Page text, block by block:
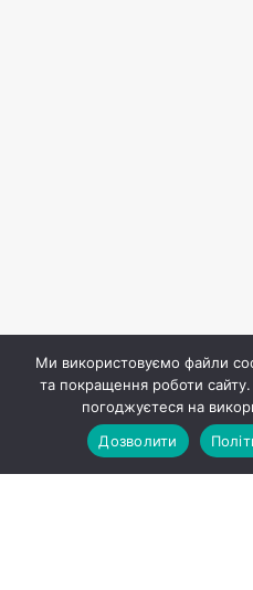
Ми використовуємо файли
та покращення роботи
погоджуєтеся на
Дозволити